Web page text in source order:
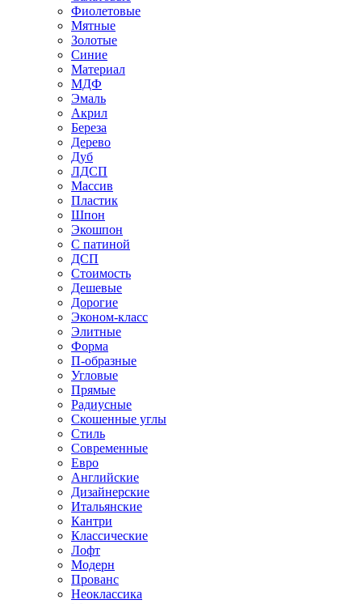
Фиолетовые
Мятные
Золотые
Синие
Материал
МДФ
Эмаль
Акрил
Береза
Дерево
Дуб
ЛДСП
Массив
Пластик
Шпон
Экошпон
С патиной
ДСП
Стоимость
Дешевые
Дорогие
Эконом-класс
Элитные
Форма
П-образные
Угловые
Прямые
Радиусные
Скошенные углы
Стиль
Современные
Евро
Английские
Дизайнерские
Итальянские
Кантри
Классические
Лофт
Модерн
Прованс
Неоклассика